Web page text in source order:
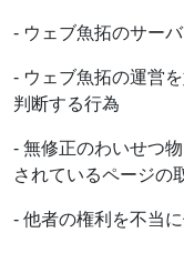
- ウェブ魚拓のサー
- ウェブ魚拓の運営
判断する行為
- 無修正のわいせつ
されているページの
- 他者の権利を不当